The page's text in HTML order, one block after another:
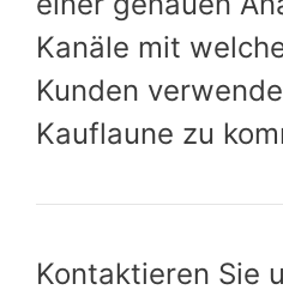
Kanäle mit
Kunden
Kauflaune zu
Kontaktieren Sie